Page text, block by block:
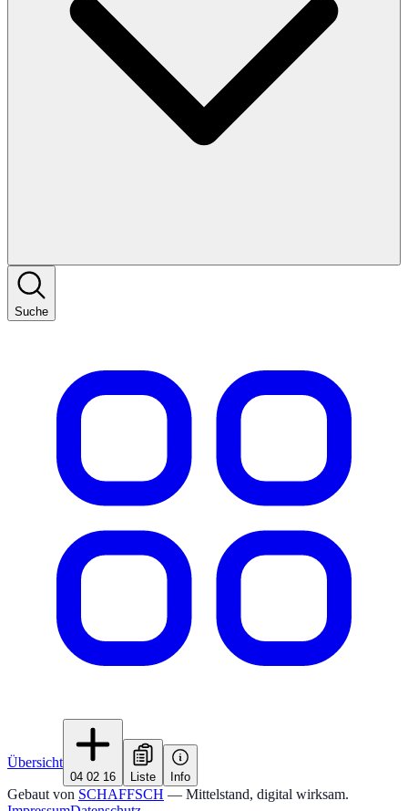
Suche
Übersicht
04 02 16 Liste Info
Gebaut von SCHAFFSCH — Mittelstand, digital wirksam.